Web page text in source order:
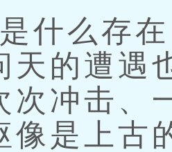
么存在
天的遭遇
次冲击、
像是上古